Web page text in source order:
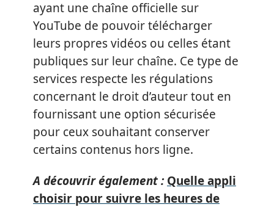
ayant une chaîne officielle sur
YouTube de pouvoir télécharger
leurs propres vidéos ou celles étant
publiques sur leur chaîne. Ce type de
services respecte les régulations
concernant le droit d’auteur tout en
fournissant une option sécurisée
pour ceux souhaitant conserver
certains contenus hors ligne.
A découvrir également : Quelle appli
choisir pour suivre les heures de